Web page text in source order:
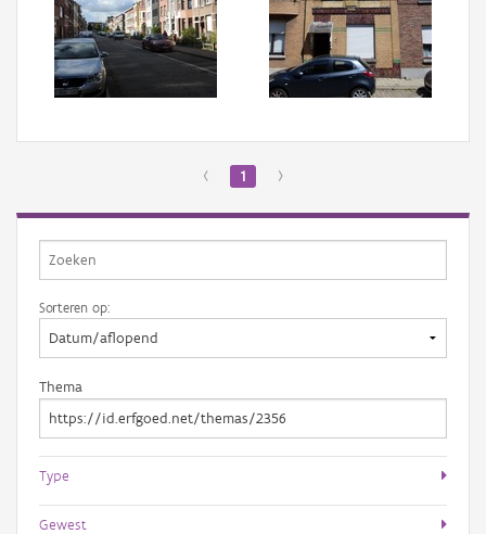
Over ons
Aanmelden
‹ 1 ›
Sorteren op:
Thema
Type
Gewest